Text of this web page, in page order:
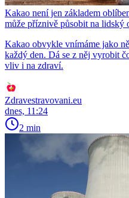
Kakao není jen základem
může příznivě působit na lidský
Kakao obvykle vnímáme jako
každý den. Dá se z něj vyrobit
vliv i na zdraví.
Zdravestravovani.eu
dnes, 11:24
2 min